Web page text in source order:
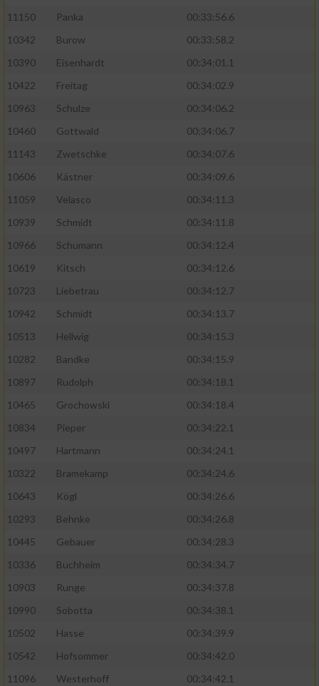
11150
Panka
00:33:56.6
10342
Burow
00:33:58.2
10390
Eisenhardt
00:34:01.1
10422
Freitag
00:34:02.9
10963
Schulze
00:34:06.2
10460
Gottwald
00:34:06.7
11143
Zwetschke
00:34:07.6
10606
Kästner
00:34:09.6
11059
Velasco
00:34:11.3
10939
Schmidt
00:34:11.8
10966
Schumann
00:34:12.4
10619
Kitsch
00:34:12.6
10723
Liebetrau
00:34:12.7
10942
Schmidt
00:34:13.7
10513
Hellwig
00:34:15.3
10282
Bandke
00:34:15.9
10897
Rudolph
00:34:18.1
10465
Grochowski
00:34:18.4
10834
Pieper
00:34:22.1
10497
Hartmann
00:34:24.1
10322
Bramekamp
00:34:24.6
10643
Kögl
00:34:26.6
10293
Behnke
00:34:26.8
10445
Gebauer
00:34:28.3
10336
Buchheim
00:34:34.7
10903
Runge
00:34:37.8
10990
Sobotta
00:34:38.1
10502
Hasse
00:34:39.9
10542
Hofsommer
00:34:42.0
11096
Westerhoff 00:34:42.1